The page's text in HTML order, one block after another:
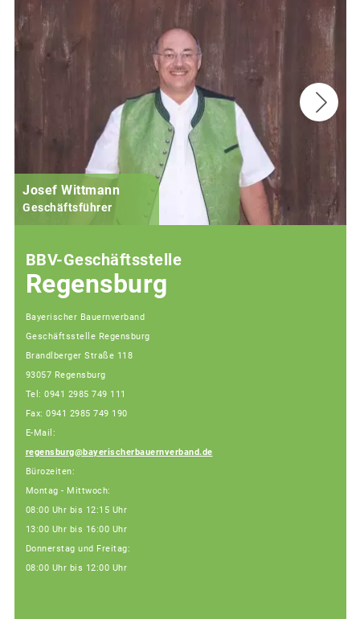
Josef Wittmann
Geschäftsführer
BBV-Geschäftsstelle
Regensburg
Bayerischer Bauernverband
Geschäftsstelle Regensburg
Brandlberger Straße 118
93057 Regensburg
Tel: 0941 2985 749 111
Fax: 0941 2985 749 190
E-Mail:
regensburg@bayerischerbauernverband.de
Bürozeiten:
Montag - Mittwoch:
08:00 Uhr bis 12:15 Uhr
13:00 Uhr bis 16:00 Uhr
Donnerstag und Freitag:
08:00 Uhr bis 12:00 Uhr